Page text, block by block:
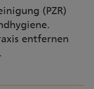
(PZR)
entfernen